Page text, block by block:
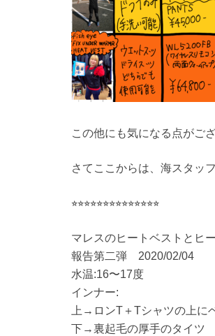
この他にも気になる点がご
さてここからは、海スタッ
⭐︎⭐︎⭐︎⭐︎⭐︎⭐︎⭐︎⭐︎⭐︎⭐︎⭐︎⭐︎⭐︎⭐︎
マレスのヒートベストとヒ
報告第二弾 2020/02/04
水温:16〜17度
インナー:
上→ロンT＋Tシャツの上に
下→裏起毛の厚手のタイツ